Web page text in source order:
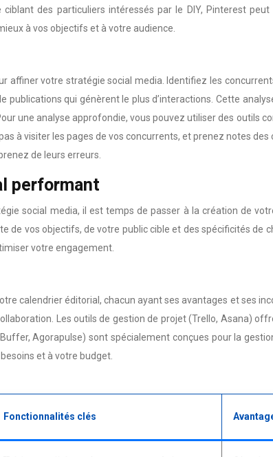
des particuliers intéressés par le DIY, Pinterest
à vos objectifs et à votre audience.
affiner votre stratégie social media. Identifiez les
qui génèrent le plus d’interactions. Cette
une analyse approfondie, vous pouvez utiliser des outils
à visiter les pages de vos concurrents, et prenez notes
de leurs erreurs.
performant
social media, il est temps de passer à la création de
de vos objectifs, de votre public cible et des spécificités
votre engagement.
calendrier éditorial, chacun ayant ses avantages et ses
Les outils de gestion de projet (Trello, Asana)
Agorapulse) sont spécialement conçues pour la
et à votre budget.
Fonctionnalités clés